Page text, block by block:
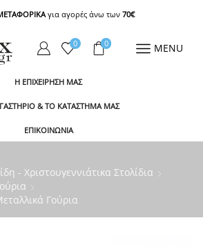
για αγορές άνω των 70€
0 0 MENU
Η ΕΠΙΧΕΙΡΗΣΗ ΜΑΣ
& ΤΟ ΚΑΤΑΣΤΗΜΑ ΜΑΣ
ΕΠΙΚΟΙΝΩΝΙΑ
- Χριστουγεννιάτικα Στολίδια
Γούρια